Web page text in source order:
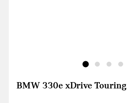
BMW 330e xDrive Touring